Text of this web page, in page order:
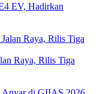
EV, Hadirkan
Raya, Rilis Tiga